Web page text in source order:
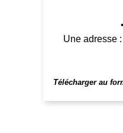
Une adresse :
Télécharger au